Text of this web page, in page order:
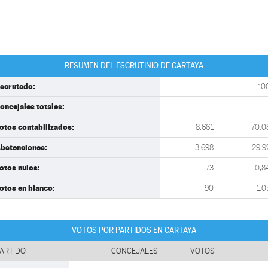
RESUMEN DEL ESCRUTINIO DE CARTAYA
totales:
contabilizados: 8.661
3.698
nulos: 73
en blanco: 90
VOTOS POR PARTIDOS EN CARTAYA
CONCEJALES VOTOS